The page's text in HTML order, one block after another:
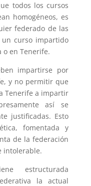
todos los cursos
homogéneos, es
federado de las
curso impartido
o en Tenerife.
impartirse por
y no permitir que
Tenerife a impartir
así se
justificadas. Esto
fomentada y
de la federación
intolerable.
estructurada
la actual